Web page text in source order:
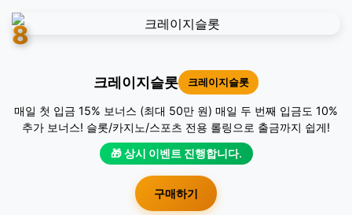
8
크레이지슬롯 크레이지슬롯
매일 첫 입금 15% 보너스 (최대 50만 원) 매일 두 번째 입금도 10%
추가 보너스! 슬롯/카지노/스포츠 전용 롤링으로 출금까지 쉽게!
🎁 상시 이벤트 진행합니다.
구매하기